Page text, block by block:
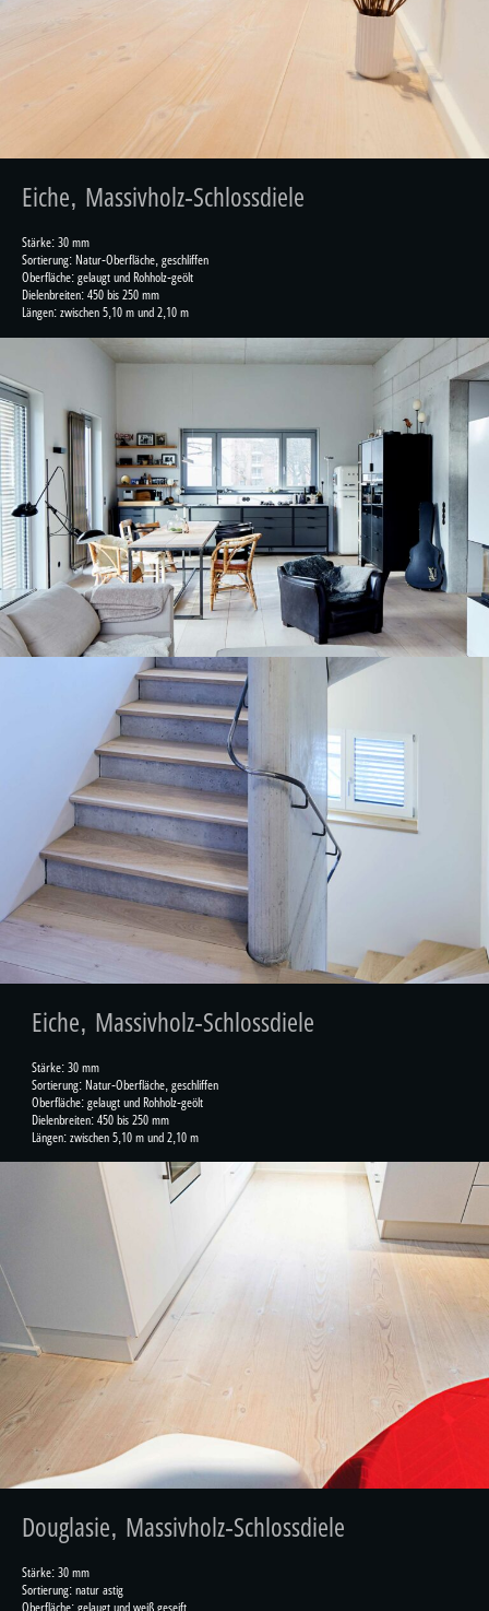
Eiche, Massivholz-Schlossdiele
Stärke: 30 mm
Sortierung: Natur-Oberfläche, geschliffen
Oberfläche: gelaugt und Rohholz-geölt
Dielenbreiten: 450 bis 250 mm
Längen: zwischen 5,10 m und 2,10 m
Eiche, Massivholz-Schlossdiele
Stärke: 30 mm
Sortierung: Natur-Oberfläche, geschliffen
Oberfläche: gelaugt und Rohholz-geölt
Dielenbreiten: 450 bis 250 mm
Längen: zwischen 5,10 m und 2,10 m
Douglasie, Massivholz-Schlossdiele
Stärke: 30 mm
Sortierung: natur astig
Oberfläche: gelaugt und weiß geseift